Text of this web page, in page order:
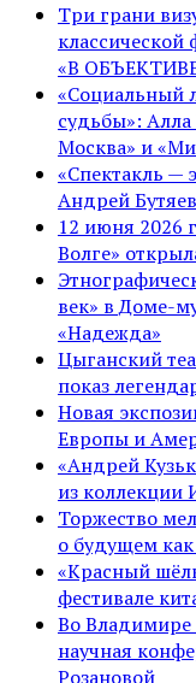
Три грани
классической
«В
«Социальный
судьбы»:
Москва» и
«Спектакль —
Андрей
12 июня 2026
Волге»
век» в Доме-
«Надежда»
Цыганский
показ
Новая
Европы и
«Андрей
из коллекции
Торжество
о будущем
«Красный
фестивале
Во Владимире
научная
Розановой